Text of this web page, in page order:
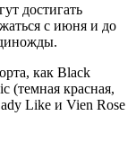
достигать
с июня и до
как Black
(темная красная,
Like и Vien Rose